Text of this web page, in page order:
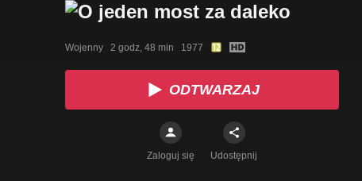
Wojenny   2 godz, 48 min   1977
ODTWARZAJ
Zaloguj się Udostępnij